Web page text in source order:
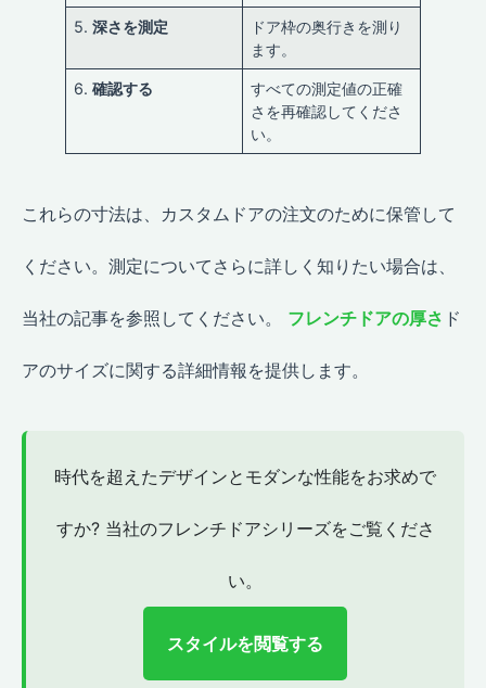
5.深さを測定
ドア枠の奥行きを測り
ます。
6.確認する
すべての測定値の正確
さを再確認してくださ
い。
これらの寸法は、カスタムドアの注文のために保管して
ください。測定についてさらに詳しく知りたい場合は、
当社の記事を参照してください。 フレンチドアの厚さ ド
アのサイズに関する詳細情報を提供します。
時代を超えたデザインとモダンな性能をお求めで
すか? 当社のフレンチドアシリーズをご覧くださ
い。
スタイルを閲覧する